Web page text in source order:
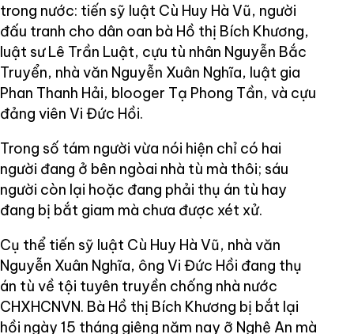
trong nước: tiến sỹ luật Cù Huy Hà Vũ, người
đấu tranh cho dân oan bà Hồ thị Bích Khương,
luật sư Lê Trần Luật, cựu tù nhân Nguyễn Bắc
Truyển, nhà văn Nguyễn Xuân Nghĩa, luật gia
Phan Thanh Hải, blooger Tạ Phong Tần, và cựu
đảng viên Vi Đức Hồi.
Trong số tám người vừa nói hiện chỉ có hai
người đang ở bên ngòai nhà tù mà thôi; sáu
người còn lại hoặc đang phải thụ án tù hay
đang bị bắt giam mà chưa được xét xử.
Cụ thể tiến sỹ luật Cù Huy Hà Vũ, nhà văn
Nguyễn Xuân Nghĩa, ông Vi Đức Hồi đang thụ
án tù về tội tuyên truyền chống nhà nước
CHXHCNVN. Bà Hồ thị Bích Khương bị bắt lại
hồi ngày 15 tháng giêng năm nay ỡ Nghệ An mà